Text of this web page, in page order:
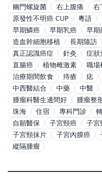
幽門螺旋菌
右上腹痛 右
原發性不明癌 CUP
粵語
早期鱗癌
早期乳癌 早期
造血幹細胞移植
長期隨訪
真正認識癌症
針灸 症狀
直腸癌
植物雌激素 職場
治療期間飲食
痔瘡 痣
中西醫結合
中藥 中醫
腫瘤科醫生邊間好
腫瘤整
珠海
住宿 專科門診
自願醫保
子宮頸癌 子宮
子宮頸抹片
子宮內膜癌
縱隔腫瘤